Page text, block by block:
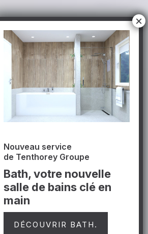
Nouveau service
de Tenthorey Groupe
Bath, votre nouvelle
salle de bains clé en
main
DÉCOUVRIR BATH.